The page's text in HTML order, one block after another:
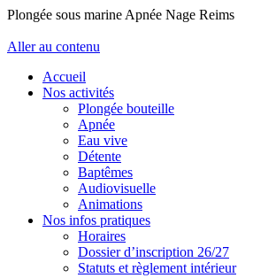
Plongée sous marine Apnée Nage Reims
Aller au contenu
Accueil
Nos activités
Plongée bouteille
Apnée
Eau vive
Détente
Baptêmes
Audiovisuelle
Animations
Nos infos pratiques
Horaires
Dossier d’inscription 26/27
Statuts et règlement intérieur